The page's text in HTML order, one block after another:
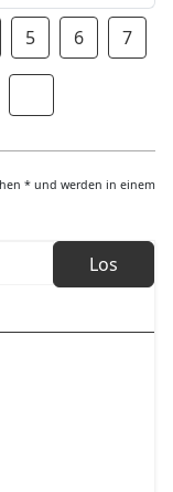
5 6 7
* und werden in einem
Los